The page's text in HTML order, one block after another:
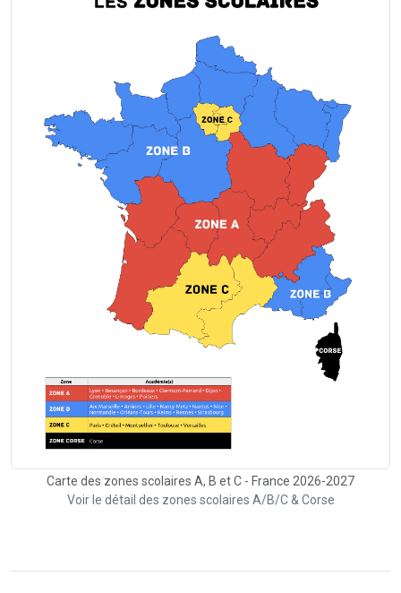
Carte des zones scolaires A, B et C - France 2026-2027
Voir le détail des zones scolaires A/B/C & Corse